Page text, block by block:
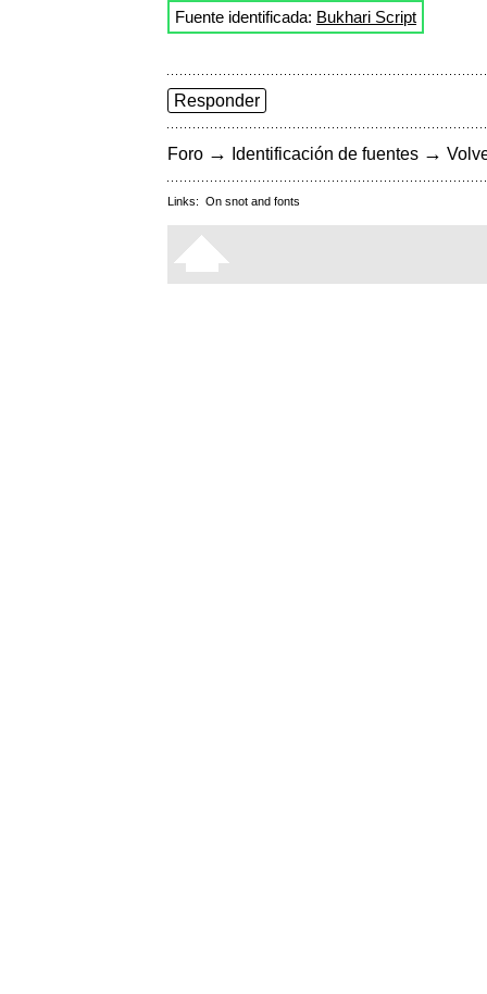
Fuente identificada: Bukhari Script
Responder
Foro → Identificación de fuentes →
Links: On snot and fonts